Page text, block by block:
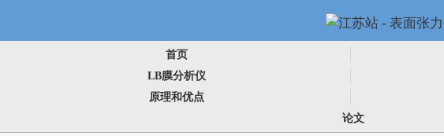
首页
LB膜分析仪
原理和优点
论文